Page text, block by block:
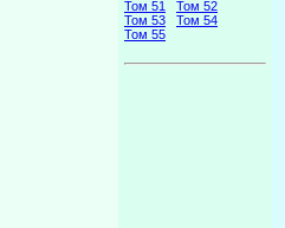
Том 51
Том 52
Том 53
Том 54
Том 55